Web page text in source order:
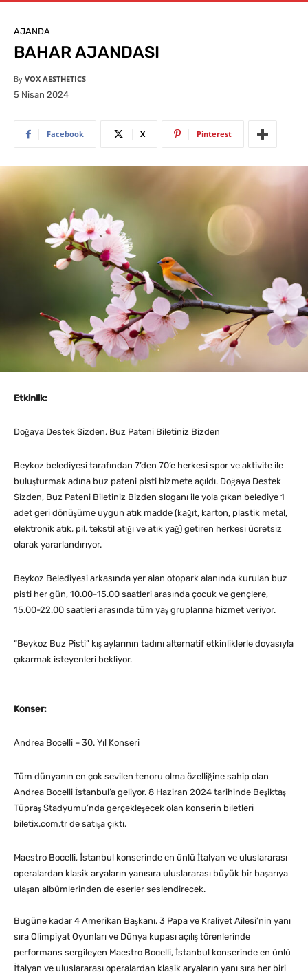
AJANDA
BAHAR AJANDASI
By VOX AESTHETICS
5 Nisan 2024
Facebook X Pinterest
Etkinlik:
Doğaya Destek Sizden, Buz Pateni Biletiniz Bizden
Beykoz belediyesi tarafından 7’den 70’e herkesi spor ve aktivite ile
buluşturmak adına buz pateni pisti hizmete açıldı. Doğaya Destek
Sizden, Buz Pateni Biletiniz Bizden sloganı ile yola çıkan belediye 1
adet geri dönüşüme uygun atık madde (kağıt, karton, plastik metal,
elektronik atık, pil, tekstil atığı ve atık yağ) getiren herkesi ücretsiz
olarak yararlandırıyor.
Beykoz Belediyesi arkasında yer alan otopark alanında kurulan buz
pisti her gün, 10.00-15.00 saatleri arasında çocuk ve gençlere,
15.00-22.00 saatleri arasında tüm yaş gruplarına hizmet veriyor.
“Beykoz Buz Pisti” kış aylarının tadını alternatif etkinliklerle doyasıyla
çıkarmak isteyenleri bekliyor.
Konser:
Andrea Bocelli – 30. Yıl Konseri
Tüm dünyanın en çok sevilen tenoru olma özelliğine sahip olan
Andrea Bocelli İstanbul’a geliyor. 8 Haziran 2024 tarihinde Beşiktaş
Tüpraş Stadyumu’nda gerçekleşecek olan konserin biletleri
biletix.com.tr de satışa çıktı.
Maestro Bocelli, İstanbul konserinde en ünlü İtalyan ve uluslararası
operalardan klasik aryaların yanısıra uluslararası büyük bir başarıya
ulaşan albümlerinden de eserler seslendirecek.
Bugüne kadar 4 Amerikan Başkanı, 3 Papa ve Kraliyet Ailesi’nin yanı
sıra Olimpiyat Oyunları ve Dünya kupası açılış törenlerinde
performans sergileyen Maestro Bocelli, İstanbul konserinde en ünlü
İtalyan ve uluslararası operalardan klasik aryaların yanı sıra her biri